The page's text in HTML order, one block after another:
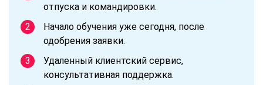
отпуска и командировки.
Начало обучения уже сегодня, после
одобрения заявки.
Удаленный клиентский сервис,
консультативная поддержка.